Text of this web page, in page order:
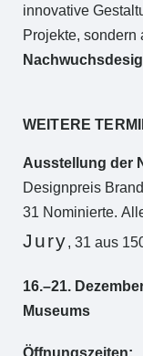
innovative
Projekte, sondern
WEITERE
Ausstellung der
Designpreis
31 Nominierte.
Jury, 31 aus
16.–21.
Museums
⁠Öffnungszeiten: